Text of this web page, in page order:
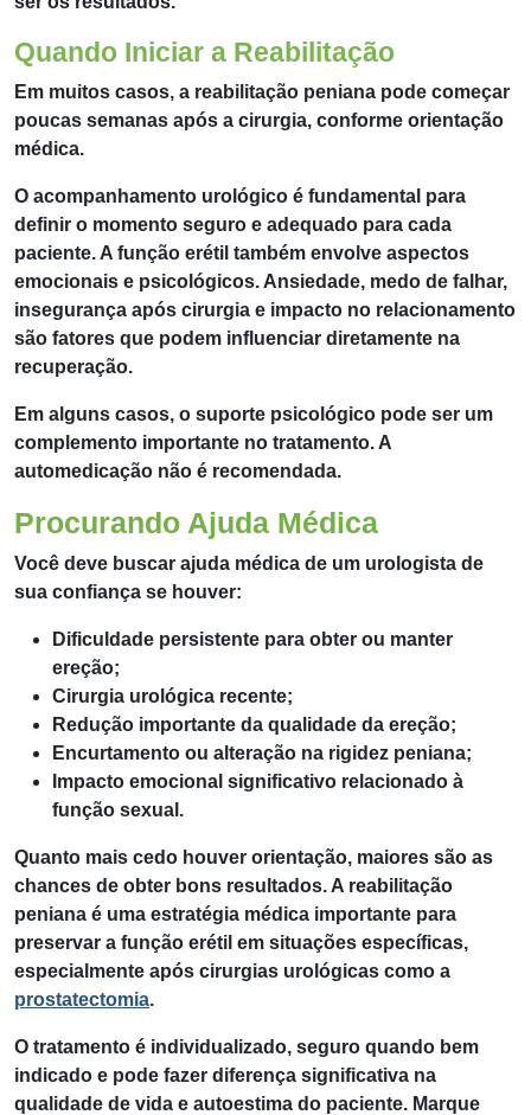
Quando Iniciar a Reabilitação
Em muitos casos, a reabilitação peniana pode começar
poucas semanas após a cirurgia, conforme orientação
médica.
O acompanhamento urológico é fundamental para
definir o momento seguro e adequado para cada
paciente. A função erétil também envolve aspectos
emocionais e psicológicos. Ansiedade, medo de falhar,
insegurança após cirurgia e impacto no relacionamento
são fatores que podem influenciar diretamente na
recuperação.
Em alguns casos, o suporte psicológico pode ser um
complemento importante no tratamento. A
automedicação não é recomendada.
Procurando Ajuda Médica
Você deve buscar ajuda médica de um urologista de
sua confiança se houver:
Dificuldade persistente para obter ou manter
ereção;
Cirurgia urológica recente;
Redução importante da qualidade da ereção;
Encurtamento ou alteração na rigidez peniana;
Impacto emocional significativo relacionado à
função sexual.
Quanto mais cedo houver orientação, maiores são as
chances de obter bons resultados. A reabilitação
peniana é uma estratégia médica importante para
preservar a função erétil em situações específicas,
especialmente após cirurgias urológicas como a
prostatectomia.
O tratamento é individualizado, seguro quando bem
indicado e pode fazer diferença significativa na
qualidade de vida e autoestima do paciente. Marque